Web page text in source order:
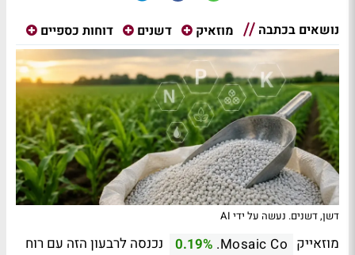
נושאים בכתבה מוזאיק דשנים דוחות כספיים
דשן, דשנים. נעשה על ידי AI
מוזאייק Mosaic Co.
0.19%
נכנסה לרבעון הזה עם רוח